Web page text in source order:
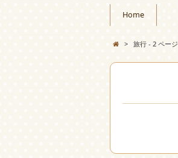
Home
> 旅行 - 2 ページ